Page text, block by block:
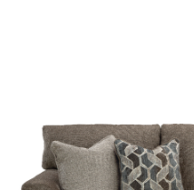
подушки с
гвоздиками.
Кожа имитирует
эффектом
обработку и